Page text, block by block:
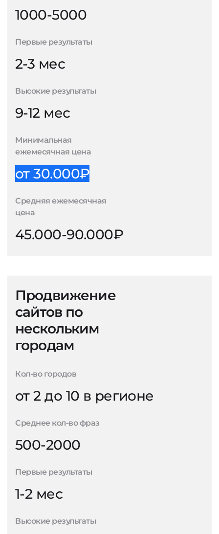
1000-5000
Первые результаты
2-3 мес
Высокие результаты
9-12 мес
Минимальная
ежемесячная цена
от 30.000₽
Средняя ежемесячная
цена
45.000-90.000₽
Продвижение
сайтов по
нескольким
городам
Кол-во городов
от 2 до 10 в регионе
Среднее кол-во фраз
500-2000
Первые результаты
1-2 мес
Высокие результаты